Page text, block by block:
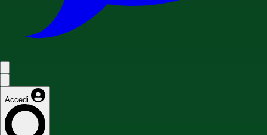
Accedi